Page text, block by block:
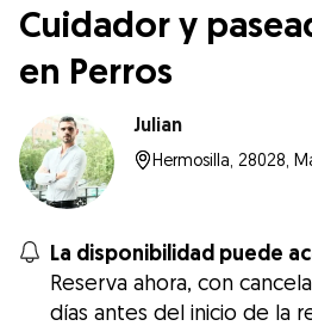
Cuidador y
en Perros
Julian
Hermosilla, 28028,
La disponibilidad puede
Reserva ahora, con
días antes del inicio de la